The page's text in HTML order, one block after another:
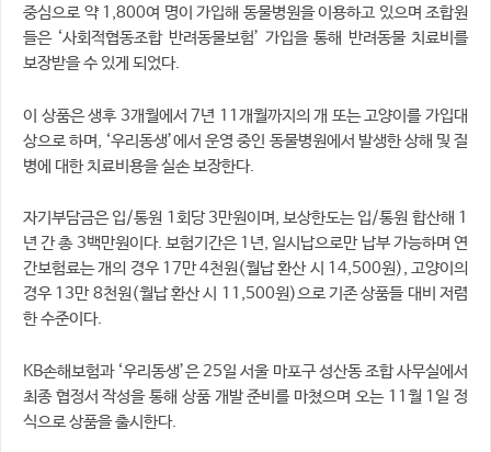
중심으로 약 1,800여 명이 가입해 동물병원을 이용하고 있으며 조합원
들은 ‘사회적협동조합 반려동물보험’ 가입을 통해 반려동물 치료비를
보장받을 수 있게 되었다.
이 상품은 생후 3개월에서 7년 11개월까지의 개 또는 고양이를 가입대
상으로 하며, ‘우리동생’에서 운영 중인 동물병원에서 발생한 상해 및 질
병에 대한 치료비용을 실손 보장한다.
자기부담금은 입/통원 1회당 3만원이며, 보상한도는 입/통원 합산해 1
년 간 총 3백만원이다. 보험기간은 1년, 일시납으로만 납부 가능하며 연
간보험료는 개의 경우 17만 4천원(월납 환산 시 14,500원), 고양이의
경우 13만 8천원(월납 환산 시 11,500원)으로 기존 상품들 대비 저렴
한 수준이다.
KB손해보험과 ‘우리동생’은 25일 서울 마포구 성산동 조합 사무실에서
최종 협정서 작성을 통해 상품 개발 준비를 마쳤으며 오는 11월 1일 정
식으로 상품을 출시한다.